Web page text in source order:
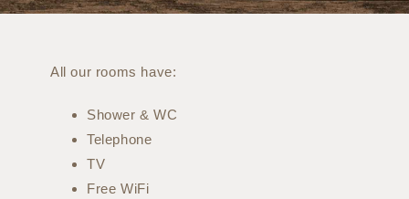
All our rooms have:
Shower & WC
Telephone
TV
Free WiFi